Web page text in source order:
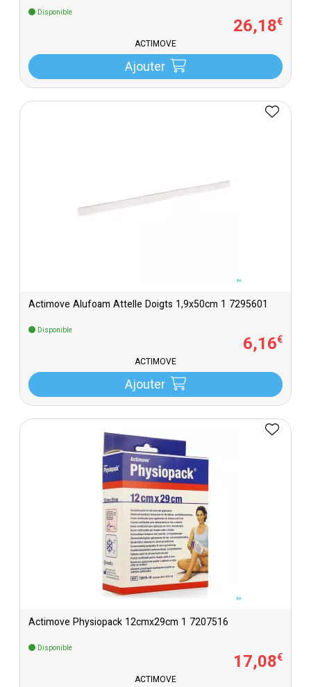
Disponible
26,18€
ACTIMOVE
Ajouter
Actimove Alufoam Attelle Doigts 1,9x50cm 1 7295601
Disponible
6,16€
ACTIMOVE
Ajouter
Actimove Physiopack 12cmx29cm 1 7207516
Disponible
17,08€
ACTIMOVE